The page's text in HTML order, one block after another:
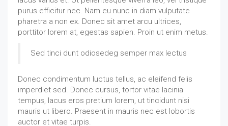
purus efficitur nec. Nam eu nunc in diam vulputate
pharetra a non ex. Donec sit amet arcu ultrices,
porttitor lorem at, egestas sapien. Proin ut enim metus.
Sed tinci dunt odiosedeg semper max lectus
Donec condimentum luctus tellus, ac eleifend felis
imperdiet sed. Donec cursus, tortor vitae lacinia
tempus, lacus eros pretium lorem, ut tincidunt nisi
mauris ut libero. Praesent in mauris nec est lobortis
auctor et vitae turpis.